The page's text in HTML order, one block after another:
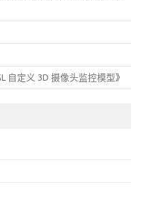
自定义 3D 摄像头监控模型》